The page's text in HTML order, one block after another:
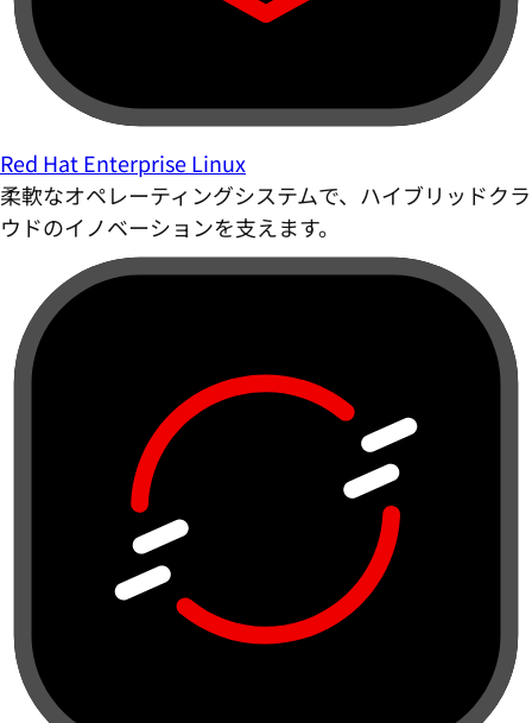
Red Hat Enterprise Linux
柔軟なオペレーティングシステムで、ハイブリッドクラ
ウドのイノベーションを支えます。